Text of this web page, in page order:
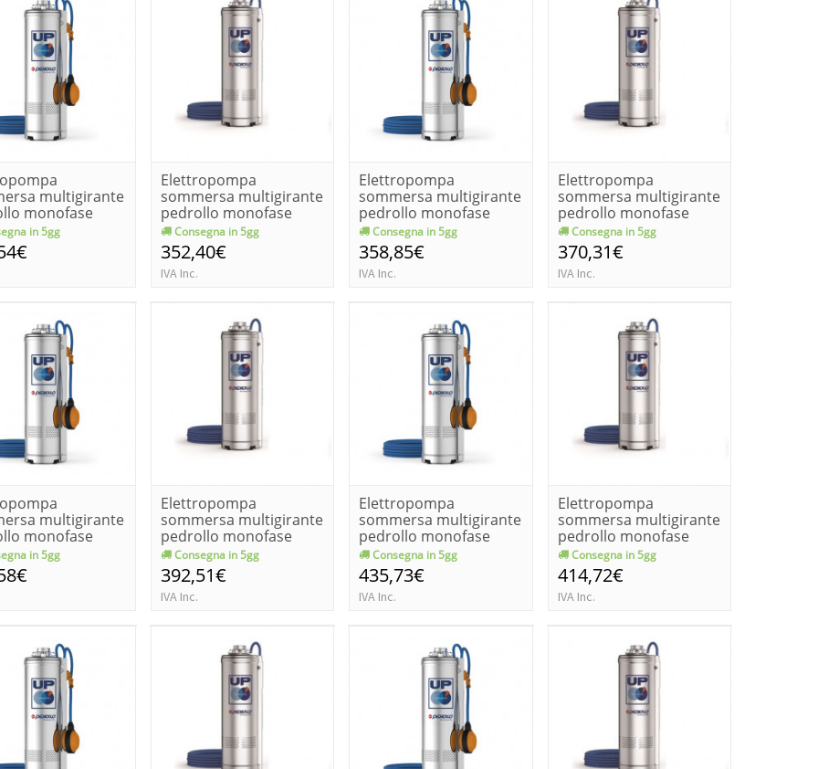
multigirante
monofase
2-ge k...
in 5gg
Elettropompa
sommersa multigirante
pedrollo monofase
upm 2/3 kw 0...
Consegna in 5gg
352,40€
IVA Inc.
Elettropompa
sommersa multigirante
pedrollo monofase
upm 2/3-ge k...
Consegna in 5gg
358,85€
IVA Inc.
Elettropompa
sommersa multigirante
pedrollo monofase
upm 2/4 kw 0...
Consegna in 5gg
370,31€
IVA Inc.
multigirante
monofase
4-ge k...
in 5gg
Elettropompa
sommersa multigirante
pedrollo monofase
upm 2/5 kw 1...
Consegna in 5gg
392,51€
IVA Inc.
Elettropompa
sommersa multigirante
pedrollo monofase
upm 2/5-ge k...
Consegna in 5gg
435,73€
IVA Inc.
Elettropompa
sommersa multigirante
pedrollo monofase
upm 2/6 kw 1...
Consegna in 5gg
414,72€
IVA Inc.